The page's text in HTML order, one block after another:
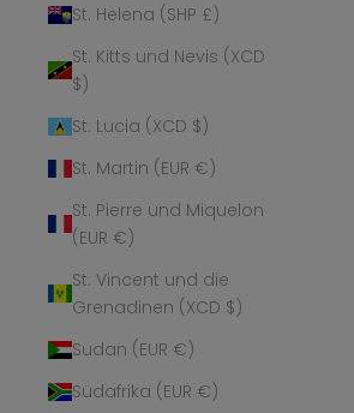
St. Helena (SHP £)
St. Kitts und Nevis (XCD
$)
St. Lucia (XCD $)
St. Martin (EUR €)
St. Pierre und Miquelon
(EUR €)
St. Vincent und die
Grenadinen (XCD $)
Sudan (EUR €)
Südafrika (EUR €)